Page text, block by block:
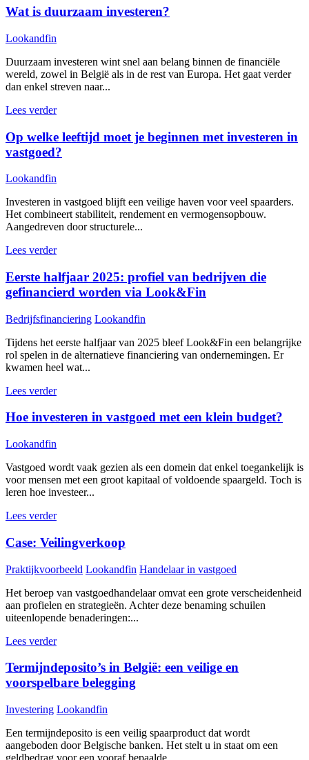
Wat is duurzaam investeren?
Lookandfin
Duurzaam investeren wint snel aan belang binnen de financiële
wereld, zowel in België als in de rest van Europa. Het gaat verder
dan enkel streven naar...
Lees verder
Op welke leeftijd moet je beginnen met investeren in
vastgoed?
Lookandfin
Investeren in vastgoed blijft een veilige haven voor veel spaarders.
Het combineert stabiliteit, rendement en vermogensopbouw.
Aangedreven door structurele...
Lees verder
Eerste halfjaar 2025: profiel van bedrijven die
gefinancierd worden via Look&Fin
Bedrijfsfinanciering Lookandfin
Tijdens het eerste halfjaar van 2025 bleef Look&Fin een belangrijke
rol spelen in de alternatieve financiering van ondernemingen. Er
kwamen heel wat...
Lees verder
Hoe investeren in vastgoed met een klein budget?
Lookandfin
Vastgoed wordt vaak gezien als een domein dat enkel toegankelijk is
voor mensen met een groot kapitaal of voldoende spaargeld. Toch is
leren hoe investeer...
Lees verder
Case: Veilingverkoop
Praktijkvoorbeeld Lookandfin Handelaar in vastgoed
Het beroep van vastgoedhandelaar omvat een grote verscheidenheid
aan profielen en strategieën. Achter deze benaming schuilen
uiteenlopende benaderingen:...
Lees verder
Termijndeposito’s in België: een veilige en
voorspelbare belegging
Investering Lookandfin
Een termijndeposito is een veilig spaarproduct dat wordt
aangeboden door Belgische banken. Het stelt u in staat om een
geldbedrag voor een vooraf bepaalde...